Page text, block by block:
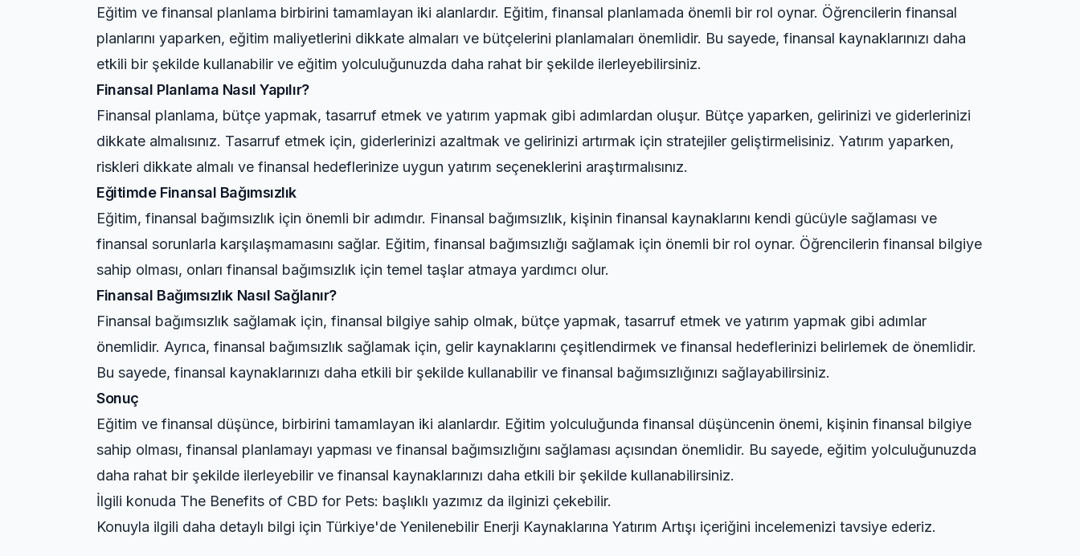
Eğitim ve finansal planlama birbirini tamamlayan iki alanlardır. Eğitim, finansal planlamada önemli bir rol oynar. Öğrencilerin finansal
planlarını yaparken, eğitim maliyetlerini dikkate almaları ve bütçelerini planlamaları önemlidir. Bu sayede, finansal kaynaklarınızı daha
etkili bir şekilde kullanabilir ve eğitim yolculuğunuzda daha rahat bir şekilde ilerleyebilirsiniz.
Finansal Planlama Nasıl Yapılır?
Finansal planlama, bütçe yapmak, tasarruf etmek ve yatırım yapmak gibi adımlardan oluşur. Bütçe yaparken, gelirinizi ve giderlerinizi
dikkate almalısınız. Tasarruf etmek için, giderlerinizi azaltmak ve gelirinizi artırmak için stratejiler geliştirmelisiniz. Yatırım yaparken,
riskleri dikkate almalı ve finansal hedeflerinize uygun yatırım seçeneklerini araştırmalısınız.
Eğitimde Finansal Bağımsızlık
Eğitim, finansal bağımsızlık için önemli bir adımdır. Finansal bağımsızlık, kişinin finansal kaynaklarını kendi gücüyle sağlaması ve
finansal sorunlarla karşılaşmamasını sağlar. Eğitim, finansal bağımsızlığı sağlamak için önemli bir rol oynar. Öğrencilerin finansal bilgiye
sahip olması, onları finansal bağımsızlık için temel taşlar atmaya yardımcı olur.
Finansal Bağımsızlık Nasıl Sağlanır?
Finansal bağımsızlık sağlamak için, finansal bilgiye sahip olmak, bütçe yapmak, tasarruf etmek ve yatırım yapmak gibi adımlar
önemlidir. Ayrıca, finansal bağımsızlık sağlamak için, gelir kaynaklarını çeşitlendirmek ve finansal hedeflerinizi belirlemek de önemlidir.
Bu sayede, finansal kaynaklarınızı daha etkili bir şekilde kullanabilir ve finansal bağımsızlığınızı sağlayabilirsiniz.
Sonuç
Eğitim ve finansal düşünce, birbirini tamamlayan iki alanlardır. Eğitim yolculuğunda finansal düşüncenin önemi, kişinin finansal bilgiye
sahip olması, finansal planlamayı yapması ve finansal bağımsızlığını sağlaması açısından önemlidir. Bu sayede, eğitim yolculuğunuzda
daha rahat bir şekilde ilerleyebilir ve finansal kaynaklarınızı daha etkili bir şekilde kullanabilirsiniz.
İlgili konuda The Benefits of CBD for Pets: başlıklı yazımız da ilginizi çekebilir.
Konuyla ilgili daha detaylı bilgi için Türkiye'de Yenilenebilir Enerji Kaynaklarına Yatırım Artışı içeriğini incelemenizi tavsiye ederiz.